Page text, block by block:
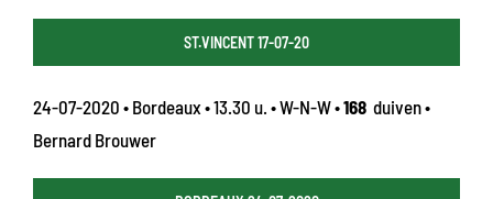
ST.VINCENT 17-07-20
24-07-2020 • Bordeaux • 13.30 u. • W-N-W •168 duiven •
Bernard Brouwer